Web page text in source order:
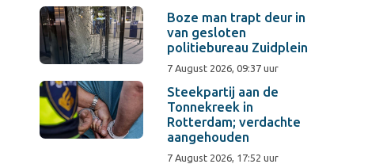
Boze man trapt deur in
van gesloten
politiebureau Zuidplein
7 August 2026, 09:37 uur
Steekpartij aan de
Tonnekreek in
Rotterdam; verdachte
aangehouden
7 August 2026, 17:52 uur